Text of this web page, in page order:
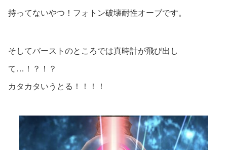
持ってないやつ！フォトン破壊耐性オーブです。
そしてバーストのところでは真時計が飛び出し
て…！？！？
カタカタいうとる！！！！